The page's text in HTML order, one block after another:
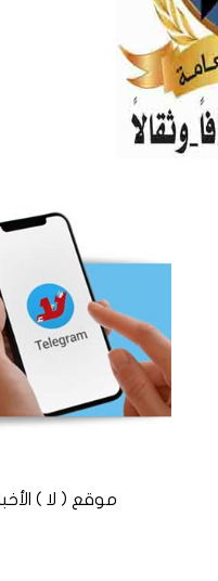
موقع ( لا ) الأخباري المستقل ©